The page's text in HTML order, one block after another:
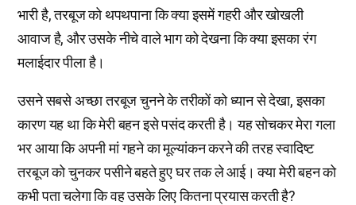
भारी है, तरबूज को थपथपाना कि क्या इसमें गहरी और खोखली
आवाज है, और उसके नीचे वाले भाग को देखना कि क्या इसका रंग
मलाईदार पीला है।
उसने सबसे अच्छा तरबूज चुनने के तरीकों को ध्यान से देखा, इसका
कारण यह था कि मेरी बहन इसे पसंद करती है। यह सोचकर मेरा गला
भर आया कि अपनी मां गहने का मूल्यांकन करने की तरह स्वादिष्ट
तरबूज को चुनकर पसीने बहते हुए घर तक ले आई। क्या मेरी बहन को
कभी पता चलेगा कि वह उसके लिए कितना प्रयास करती है?